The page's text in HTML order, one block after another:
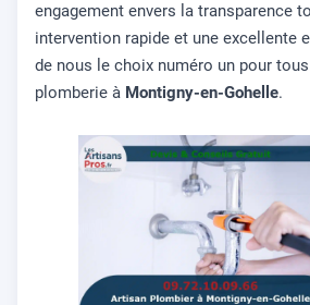
engagement envers la transparence
intervention rapide et une excellente
de nous le choix numéro un pour
plomberie à Montigny-en-Gohelle.